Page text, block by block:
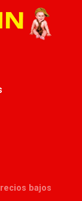
bajos